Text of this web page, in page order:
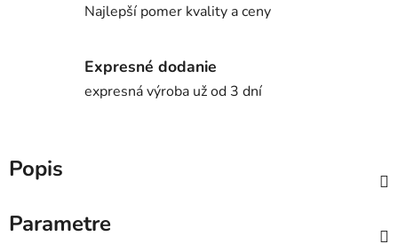
Najlepší pomer kvality a ceny
Expresné dodanie
expresná výroba už od 3 dní
Popis
Parametre